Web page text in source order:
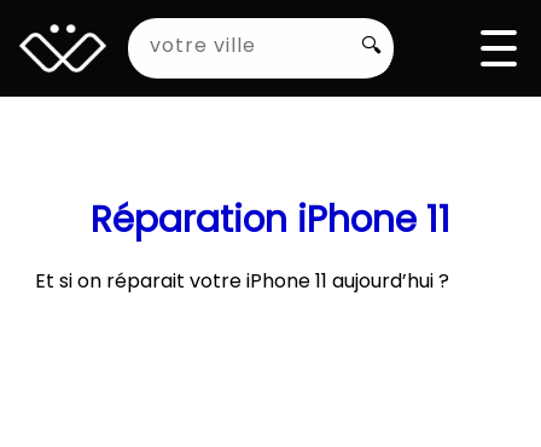
🔍
Réparation iPhone 11
Et si on réparait votre iPhone 11 aujourd’hui ?